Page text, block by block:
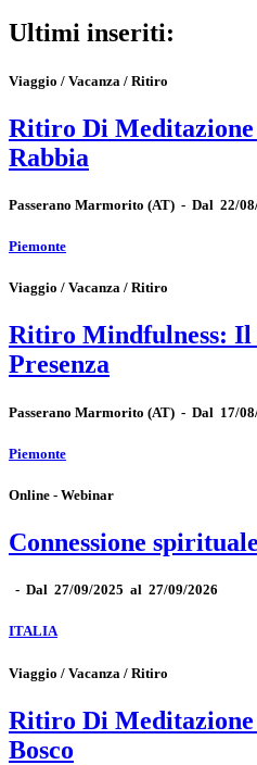
Ultimi inseriti:
Viaggio / Vacanza / Ritiro
Ritiro Di
Rabbia
Passerano Marmorito (AT) - Dal 22/
Piemonte
Viaggio / Vacanza / Ritiro
Ritiro Mindfulness: Il
Presenza
Passerano Marmorito (AT) - Dal 17/
Piemonte
Online - Webinar
Connessione
- Dal 27/09/2025 al 27/09/2026
ITALIA
Viaggio / Vacanza / Ritiro
Ritiro Di
Bosco